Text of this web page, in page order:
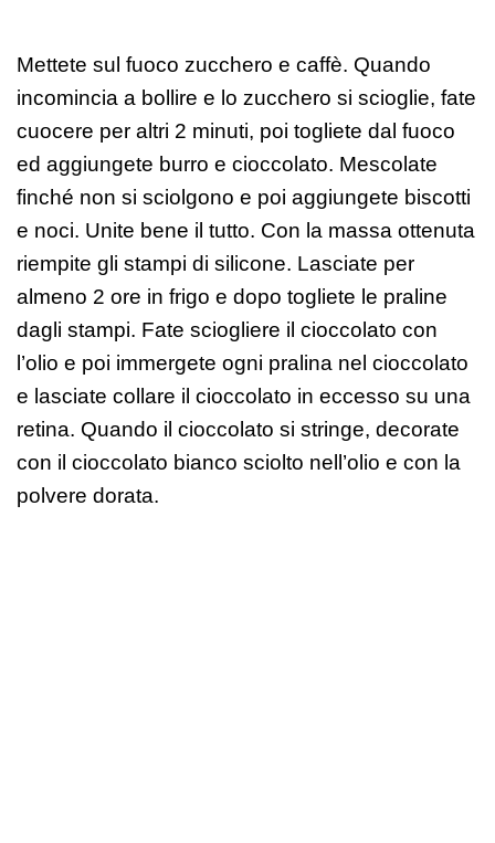
Mettete sul fuoco zucchero e caffè. Quando
incomincia a bollire e lo zucchero si scioglie, fate
cuocere per altri 2 minuti, poi togliete dal fuoco
ed aggiungete burro e cioccolato. Mescolate
finché non si sciolgono e poi aggiungete biscotti
e noci. Unite bene il tutto. Con la massa ottenuta
riempite gli stampi di silicone. Lasciate per
almeno 2 ore in frigo e dopo togliete le praline
dagli stampi. Fate sciogliere il cioccolato con
l’olio e poi immergete ogni pralina nel cioccolato
e lasciate collare il cioccolato in eccesso su una
retina. Quando il cioccolato si stringe, decorate
con il cioccolato bianco sciolto nell’olio e con la
polvere dorata.